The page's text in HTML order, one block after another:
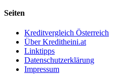
Seiten
Kreditvergleich Österreich
Über Kreditheini.at
Linktipps
Datenschutzerklärung
Impressum